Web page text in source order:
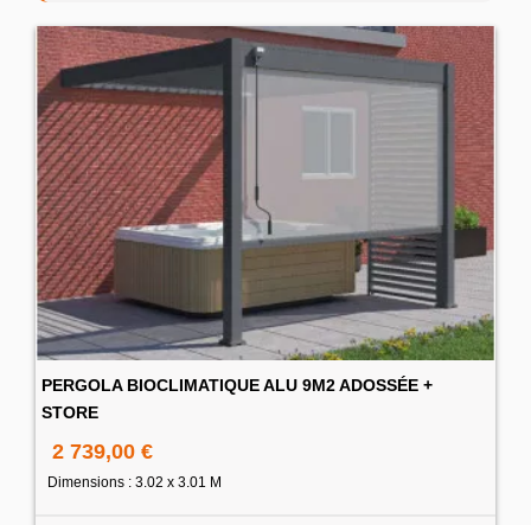
PERGOLA BIOCLIMATIQUE ALU 9M2 ADOSSÉE +
STORE
2 739,00 €
Dimensions : 3.02 x 3.01 M